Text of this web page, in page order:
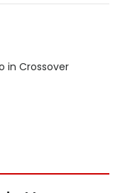
in Crossover